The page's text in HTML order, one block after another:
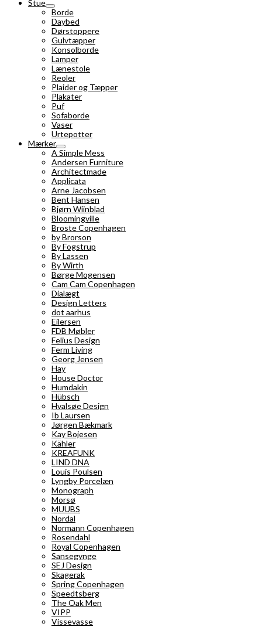
Stue
Borde
Daybed
Dørstoppere
Gulvtæpper
Konsolborde
Lamper
Lænestole
Reoler
Plaider og Tæpper
Plakater
Puf
Sofaborde
Vaser
Urtepotter
Mærker
A Simple Mess
Andersen Furniture
Architectmade
Applicata
Arne Jacobsen
Bent Hansen
Bjørn Wiinblad
Bloomingville
Broste Copenhagen
by Brorson
By Fogstrup
By Lassen
By Wirth
Børge Mogensen
Cam Cam Copenhagen
Dialægt
Design Letters
dot aarhus
Eilersen
FDB Møbler
Felius Design
Ferm Living
Georg Jensen
Hay
House Doctor
Humdakin
Hübsch
Hvalsøe Design
Ib Laursen
Jørgen Bækmark
Kay Bojesen
Kähler
KREAFUNK
LIND DNA
Louis Poulsen
Lyngby Porcelæn
Monograph
Morsø
MUUBS
Nordal
Normann Copenhagen
Rosendahl
Royal Copenhagen
Sansegynge
SEJ Design
Skagerak
Spring Copenhagen
Speedtsberg
The Oak Men
VIPP
Vissevasse